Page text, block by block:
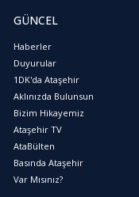
GÜNCEL
Haberler
Duyurular
1DK'da Ataşehir
Aklınızda Bulunsun
Bizim Hikayemiz
Ataşehir TV
AtaBülten
Basında Ataşehir
Var Mısınız?